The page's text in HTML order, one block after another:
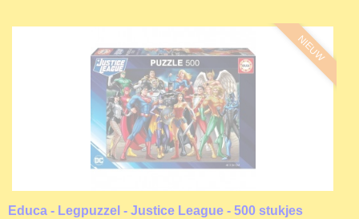
NIEUW
Educa - Legpuzzel - Justice League - 500 stukjes